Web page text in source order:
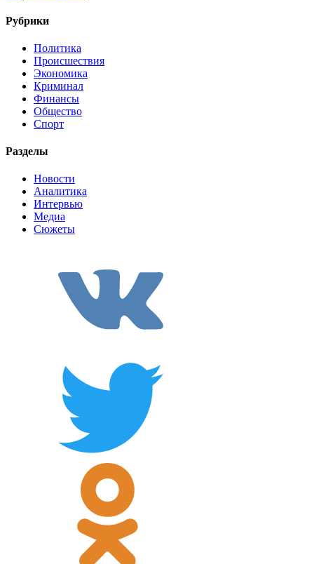
Рубрики
Политика
Происшествия
Экономика
Криминал
Финансы
Общество
Спорт
Разделы
Новости
Аналитика
Интервью
Медиа
Сюжеты